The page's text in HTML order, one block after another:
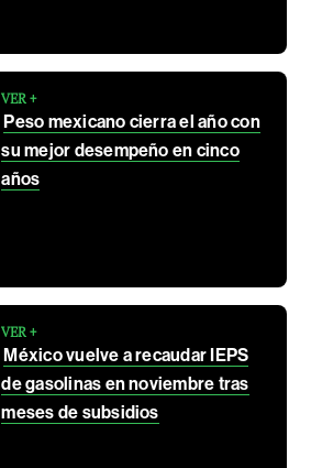
VER +
Peso mexicano cierra el año con
su mejor desempeño en cinco
años
VER +
México vuelve a recaudar IEPS
de gasolinas en noviembre tras
meses de subsidios